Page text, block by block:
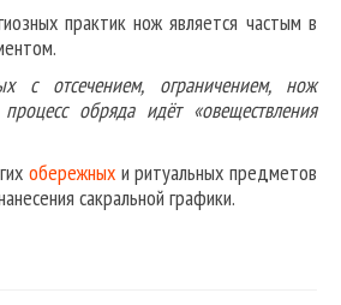
практик нож является частым в
с отсечением, ограничением, нож
обряда идёт «овеществления
обережных и ритуальных предметов
сакральной графики.